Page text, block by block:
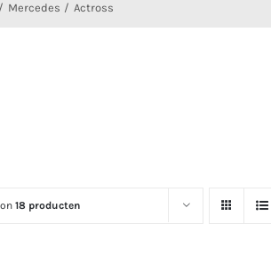
Mercedes Actross
18 producten